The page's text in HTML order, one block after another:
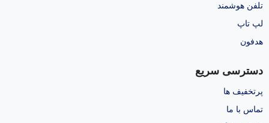
تلفن هوشمند
لپ تاپ
هدفون
دسترسی سریع
پرتخفیف ها
تماس با ما